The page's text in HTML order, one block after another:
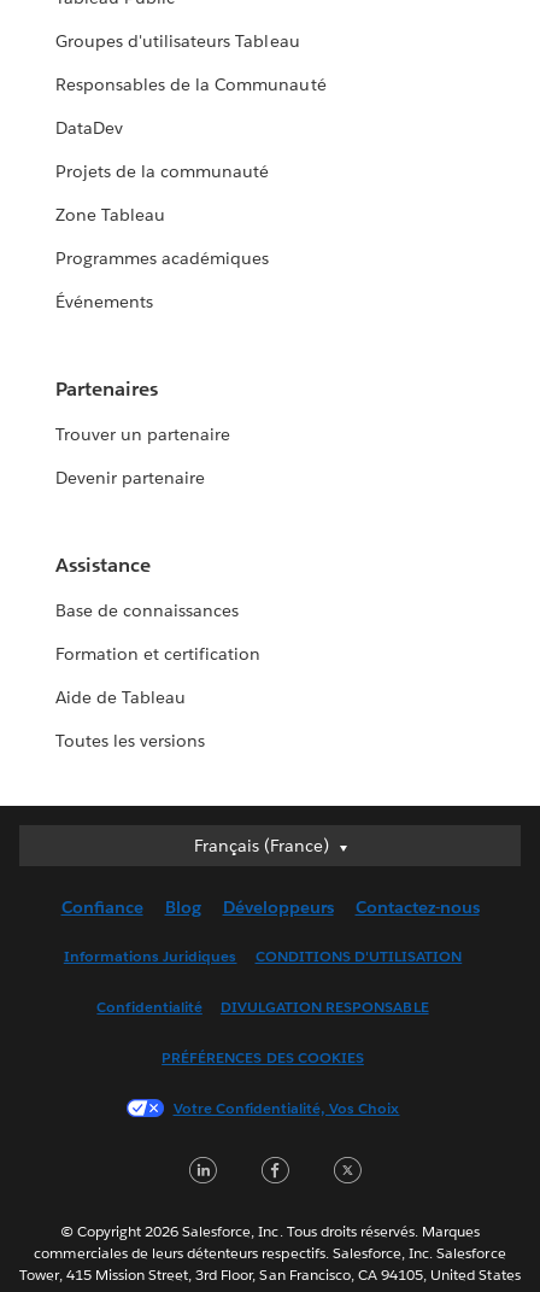
Groupes d'utilisateurs Tableau
Responsables de la Communauté
DataDev
Projets de la communauté
Zone Tableau
Programmes académiques
Événements
Partenaires
Trouver un partenaire
Devenir partenaire
Assistance
Base de connaissances
Formation et certification
Aide de Tableau
Toutes les versions
Français (France)
Français (France)
English (UK)
Français (Canada)
한국어
Português
ไทย
简体中文
Confiance Blog Développeurs Contactez-nous
Informations Juridiques CONDITIONS D'UTILISATION
Confidentialité DIVULGATION RESPONSABLE
PRÉFÉRENCES DES COOKIES
Votre Confidentialité, Vos Choix
LinkedInFacebook
© Copyright 2026 Salesforce, Inc. Tous droits réservés. Marques
commerciales de leurs détenteurs respectifs. Salesforce, Inc. Salesforce
Tower, 415 Mission Street, 3rd Floor, San Francisco, CA 94105, United States